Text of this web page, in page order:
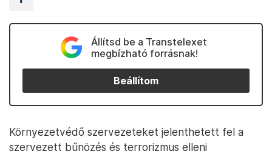
Állítsd be a Transtelexet
megbízható forrásnak!
Beállítom
Környezetvédő szervezeteket jelenthetett fel a
szervezett bűnözés és terrorizmus elleni